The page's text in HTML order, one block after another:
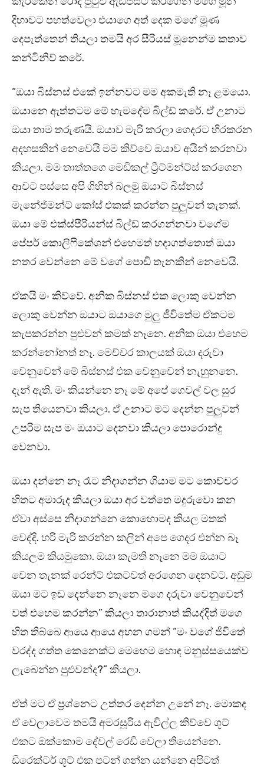
දිහාවට පහත්වෙලා එයාගෙ අත් දෙක මගේ මූණ
දෙපැත්තෙන් තියලා තමයි අර සීරියස් මූනෙන්ම කතාව
කන්ටිනිව් කරේ.
“ඔයා බිස්නස් එකේ ඉන්නවට මම අකමැති නෑ ළමයො.
ඔයානෙ ඇත්තටම මේ හැමදේම බිල්ඩ් කරේ. ඒ උනාට
ඔයා තාම තරුණයි. ඔයාව මැරි කරලා ගෙදරට හිරකරන
අදහසකින් නෙවෙයි මම කිව්වෙ ඔයාව අයින් කරනවා
කියලා. මම තාත්තගෙ මෙඩිකල් ට්‍රීට්මන්ට්ස් කරගෙන
ආවට පස්සෙ අපි ගිහින් බලමු ඔයාට බිස්නස්
මැනේජ්මන්ට් කෝස් එකක් කරන්න පුලුවන් තැනක්.
ඔයා මේ එක්ස්පීරියන්ස් බිල්ඩ් කරගන්නවා වගේම
පේපර් කොලිෆිකේශන් එහෙමත් හදාගත්තොත් ඔයා
නතර වෙන්නෙ මේ වගේ පොඩි තැනකින් නෙවෙයි.
ඒකයි මං කිව්වේ. අනික බිස්නස් එක ලොකු වෙන්න
ලොකු වෙන්න ඔයාට ඔයාගෙ මුලු ජීවිතේම ඒකටම
කැපකරන්න පුළුවන් කමක් නෑනෙ. අනික ඔයා එහෙම
කරන්නෝනත් නෑ. මෙච්චර කාලයක් ඔයා දරුවා
වෙනුවෙන් මේ බිස්නස් එක වෙනුවෙන් නැහුනනෙ.
දැන් ඇති. මං කියන්නෙ නෑ මේ අපේ ගෙවල් වල සුර
සැප තියෙනවා කියලා. ඒ උනාට මට දෙන්න පුලුවන්
උපරිම සැප මං ඔයාට දෙනවා කියලා පොරොන්දු
වෙනවා.
ඔයා දන්නෙ නෑ රෑට නිදාගන්න ගියාම මට කොච්චර
හිතට අමාරුද කියලා ඔයා අර වත්තෙ මදුරුවො කන
ඒවා අස්සෙ නිදාගන්නෙ කොහොමද කියල මතක්
වෙද්දි. හරි මැරි කරන්න කලින් අපෙ ගෙදර එන්න බෑ
කියලම කියමුකො. ඔයා කැමති නෑනෙ මම ඔයාට
වෙන තැනක් රෙන්ට් එකටවත් අරගෙන දෙනවට. අඩුම
ඔයා මට ඉඩ දෙන්නෙ නෑනෙ මගෙ දරුවා වෙනුවෙන්
වත් එහෙම කරන්න” කියලා තාරානාත් කියද්දිත් මගෙ
හිත තිබ්බෙ ආයෙ ආයෙ අහන ගමන් “මං වගේ ජීවිතේ
වරද්ද ගත්ත කෙනෙක්ට මෙහෙම හොඳ මනුස්සයෙක්ව
ලැබෙන්න පුළුවන්ද?” කියලා.
ඒත් මට ඒ ප්‍රශ්නෙට උත්තර දෙන්න උනේ නෑ. මොකද
ඒ වෙලාවෙම තමයි අමරසූරිය ඇවිල්ල කිව්වෙ ශූට්
එකට ඔක්කොම දේවල් රෙඩි වෙලා තියෙන්නෙ.
ඩිරෙක්ටර් ශූට් එක පටන් ගන්න යන්නෙ අපිටත්